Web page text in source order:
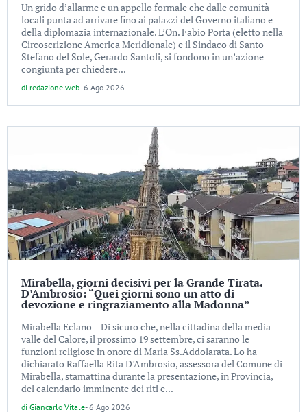
Un grido d’allarme e un appello formale che dalle comunità
locali punta ad arrivare fino ai palazzi del Governo italiano e
della diplomazia internazionale. L’On. Fabio Porta (eletto nella
Circoscrizione America Meridionale) e il Sindaco di Santo
Stefano del Sole, Gerardo Santoli, si fondono in un’azione
congiunta per chiedere...
di redazione web-6 Ago 2026
Mirabella, giorni decisivi per la Grande Tirata.
D’Ambrosio: “Quei giorni sono un atto di
devozione e ringraziamento alla Madonna”
Mirabella Eclano – Di sicuro che, nella cittadina della media
valle del Calore, il prossimo 19 settembre, ci saranno le
funzioni religiose in onore di Maria Ss.Addolarata. Lo ha
dichiarato Raffaella Rita D’Ambrosio, assessora del Comune di
Mirabella, stamattina durante la presentazione, in Provincia,
del calendario imminente dei riti e...
di Giancarlo Vitale-6 Ago 2026